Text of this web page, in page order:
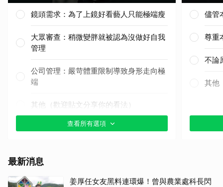
鏡頭需求：為了上鏡好看藝人只能極端瘦
大眾審查：稍微變胖就被認為沒做好自我
管理
公司管理：嚴苛體重限制導致身形走向極
端
其他（歡迎貼文分享你的看法）
查看所有選項
儘管
尊重
不論
其他
最新消息
姜厚任女友黑料連環爆！曾與農業處科長閃